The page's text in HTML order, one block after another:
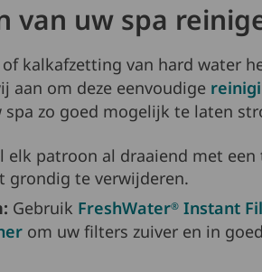
van uw spa
kalkafzetting van hard water
aan om deze eenvoudige
zo goed mogelijk te laten
elk patroon al draaiend met
grondig te verwijderen.
Gebruik FreshWater® Instant
om uw filters zuiver en in